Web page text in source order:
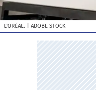
L'ORÉAL. | ADOBE STOCK